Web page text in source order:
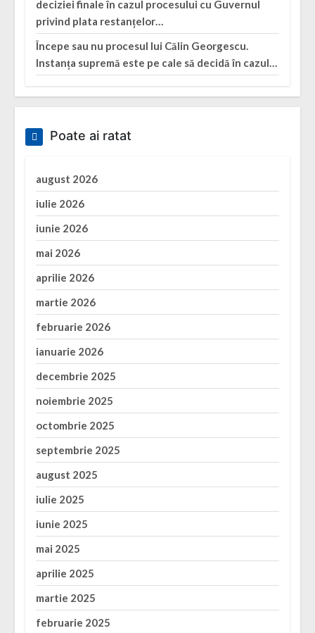
deciziei finale în cazul procesului cu Guvernul
privind plata restanțelor…
Începe sau nu procesul lui Călin Georgescu.
Instanța supremă este pe cale să decidă în cazul…
Poate ai ratat
august 2026
iulie 2026
iunie 2026
mai 2026
aprilie 2026
martie 2026
februarie 2026
ianuarie 2026
decembrie 2025
noiembrie 2025
octombrie 2025
septembrie 2025
august 2025
iulie 2025
iunie 2025
mai 2025
aprilie 2025
martie 2025
februarie 2025